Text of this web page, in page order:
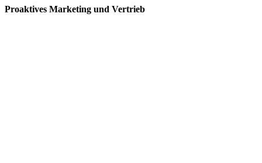
Proaktives Marketing und Vertrieb